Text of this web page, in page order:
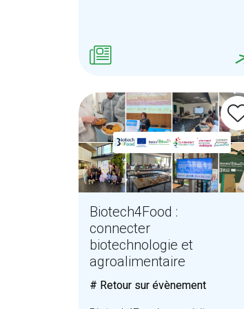
Biotech4Food :
connecter
biotechnologie et
agroalimentaire
# Retour sur évènement